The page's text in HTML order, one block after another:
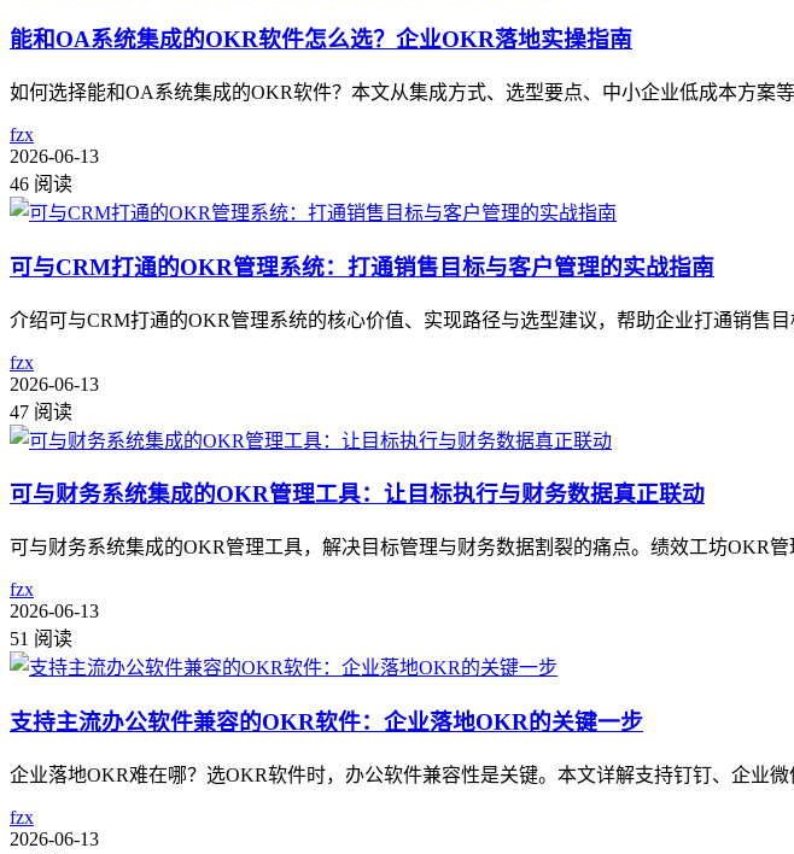
能和OA系统集成的OKR软件怎么选？企业OKR落地实操指南
如何选择能和OA系统集成的OKR软件？本文从集成方式、选型要点、中小企业低成本方
fzx
2026-06-13
46 阅读
可与CRM打通的OKR管理系统：打通销售目标与客户管理的实战指南
介绍可与CRM打通的OKR管理系统的核心价值、实现路径与选型建议，帮助企业打通销售
fzx
2026-06-13
47 阅读
可与财务系统集成的OKR管理工具：让目标执行与财务数据真正联动
可与财务系统集成的OKR管理工具，解决目标管理与财务数据割裂的痛点。绩效工坊OKR
fzx
2026-06-13
51 阅读
支持主流办公软件兼容的OKR软件：企业落地OKR的关键一步
企业落地OKR难在哪？选OKR软件时，办公软件兼容性是关键。本文详解支持钉钉、企
fzx
2026-06-13